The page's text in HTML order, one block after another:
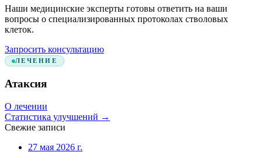
Наши медицинские эксперты готовы ответить на ваши
вопросы о специализированных протоколах стволовых
клеток.
Запросить консультацию
ЛЕЧЕНИЕ
Атаксия
О лечении
Статистика улучшений →
Свежие записи
27 мая 2026 г.